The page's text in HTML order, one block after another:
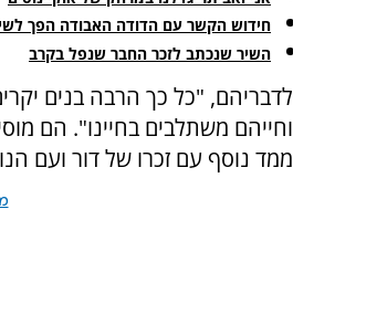
חידוש הקשר עם הדודה האבודה הפך
השיר שנכתב לזכר החבר שנפל בקרב
לדבריהם, "כל כך הרבה בנים
וחייהם משתלבים בחיינו". הם
ממד נוסף עם זכרו של דור ועם